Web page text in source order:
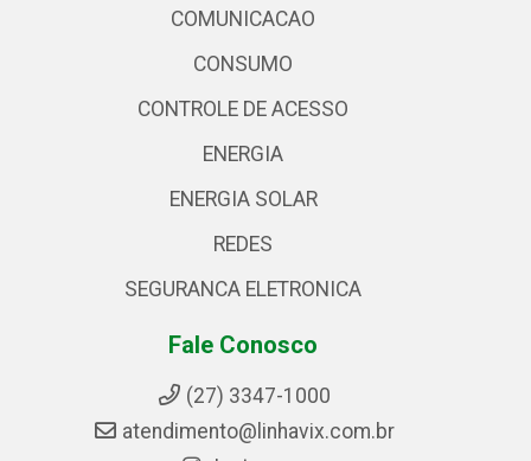
COMUNICACAO
CONSUMO
CONTROLE DE ACESSO
ENERGIA
ENERGIA SOLAR
REDES
SEGURANCA ELETRONICA
Fale Conosco
(27) 3347-1000
atendimento@linhavix.com.br